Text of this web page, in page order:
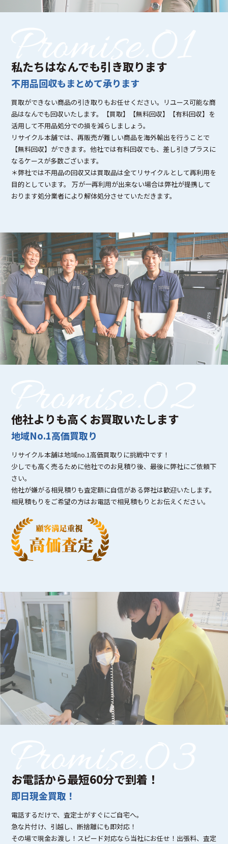
私たちはなんでも引き取ります
不用品回収もまとめて承ります
買取ができない商品の引き取りもお任せください。リユース可能な商
品はなんでも回収いたします。【買取】【無料回収】【有料回収】を
活用して不用品処分での損を減らしましょう。
リサイクル本舗では、再販売が難しい商品を海外輸出を行うことで
【無料回収】ができます。他社では有料回収でも、差し引きプラスに
なるケースが多数ございます。
＊弊社では不用品の回収又は買取品は全てリサイクルとして再利用を
目的としています。 万が一再利用が出来ない場合は弊社が提携して
おります処分業者により解体処分させていただきます。
他社よりも高くお買取いたします
地域No.1高価買取り
リサイクル本舗は地域no.1高価買取りに挑戦中です！
少しでも高く売るために他社でのお見積り後、最後に弊社にご依頼下
さい。
他社が嫌がる相見積りも査定額に自信がある弊社は歓迎いたします。
相見積もりをご希望の方はお電話で相見積もりとお伝えください。
お電話から最短60分で到着！
即日現金買取！
電話するだけで、査定士がすぐにご自宅へ。
急な片付け、引越し、断捨離にも即対応！
その場で現金お渡し！スピード対応なら当社にお任せ！出張料、査定